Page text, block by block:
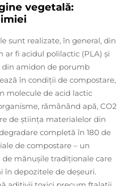
vegetală:
sunt realizate, în general, din
ar fi acidul polilactic (PLA) și
din amidon de porumb
în condiții de compostare,
molecule de acid lactic
rămânând apă, CO2
de știința materialelor din
completă în 180 de
de compostare – un
mănușile tradiționale care
în depozitele de deșeuri.